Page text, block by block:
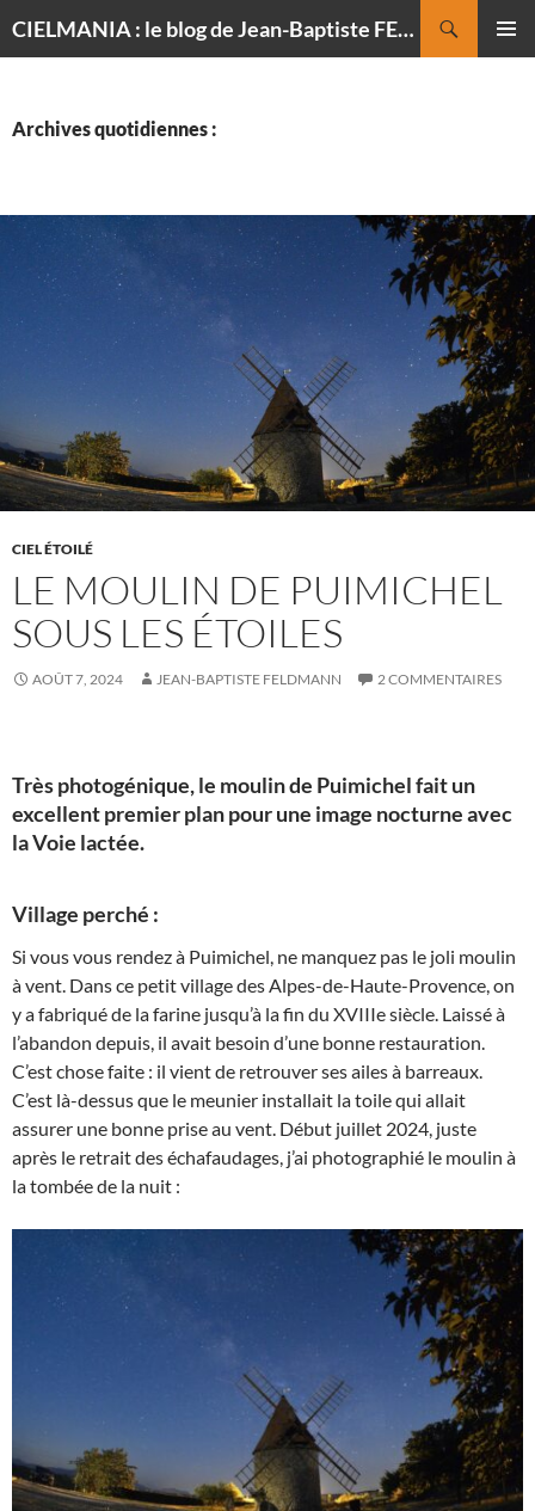
CIELMANIA : le blog de Jean-Baptiste FELDMANN, photographe du ciel
Archives quotidiennes :
CIEL ÉTOILÉ
LE MOULIN DE PUIMICHEL
SOUS LES ÉTOILES
AOÛT 7, 2024 JEAN-BAPTISTE FELDMANN 2 COMMENTAIRES
Très photogénique, le moulin de Puimichel fait un
excellent premier plan pour une image nocturne avec
la Voie lactée.
Village perché :
Si vous vous rendez à Puimichel, ne manquez pas le joli moulin
à vent. Dans ce petit village des Alpes-de-Haute-Provence, on
y a fabriqué de la farine jusqu’à la fin du XVIIIe siècle. Laissé à
l’abandon depuis, il avait besoin d’une bonne restauration.
C’est chose faite : il vient de retrouver ses ailes à barreaux.
C’est là-dessus que le meunier installait la toile qui allait
assurer une bonne prise au vent. Début juillet 2024, juste
après le retrait des échafaudages, j’ai photographié le moulin à
la tombée de la nuit :